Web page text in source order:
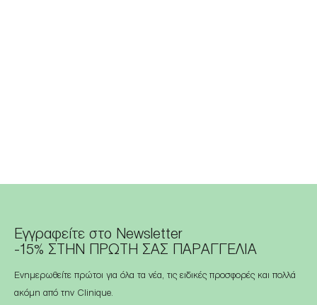
Εγγραφείτε στο Newsletter
-15% ΣΤΗΝ ΠΡΩΤΗ ΣΑΣ ΠΑΡΑΓΓΕΛΙΑ
Ενημερωθείτε πρώτοι για όλα τα νέα, τις ειδικές προσφορές και πολλά
ακόμη από την Clinique.